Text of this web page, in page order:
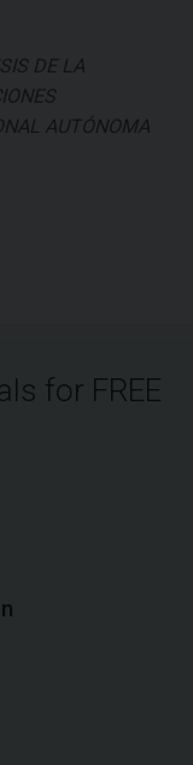
DE LA
AUTÓNOMA
for FREE